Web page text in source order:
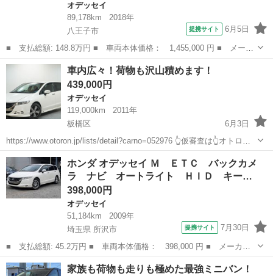
オデッセイ
89,178km
2018年
八王子市
提携サイト 6月5日
■ 支払総額: 148.8万円 ■ 車両本体価格： 1,455,000 円 ■ メーカ
ー名： ホンダ ■ 車種名： オデッセイ ■ グレード名： アブソ
ルート・ホンダセンシング フルセグＴＶ／Ｂｌｕｅｔｏｏｔｈ／純
正９イン...
東京 八王子市 オデッセイ
車内広々！荷物も沢山積めます！
439,000円
オデッセイ
119,000km
2011年
板橋区
6月3日
https://www.otoron.jp/lists/detail?carno=052976 👆仮審査は👆オトロン
練馬店へ✨👆🌠 ✨毎日10件以上入庫中✨全店舗の在庫をご納車可能！！
🔴下取最低保証金額アップ...
東京 板橋区 オデッセイ 電話番号
ホンダ オデッセイ Ｍ ＥＴＣ バックカメ
ラ ナビ オートライト ＨＩＤ キー…
398,000円
オデッセイ
51,184km
2009年
埼玉県 所沢市
提携サイト 7月30日
■ 支払総額: 45.2万円 ■ 車両本体価格： 398,000 円 ■ メーカー
名： ホンダ ■ 車種名： オデッセイ ■ グレード名： Ｍ ＥＴ
Ｃ バックカメラ ナビ オートライト ＨＩＤ キーレスエントリ
埼玉 所沢市 オデッセイ
家族も荷物も走りも極めた最強ミニバン！